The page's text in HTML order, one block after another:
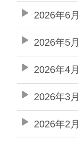
2026年6月
2026年5月
2026年4月
2026年3月
2026年2月